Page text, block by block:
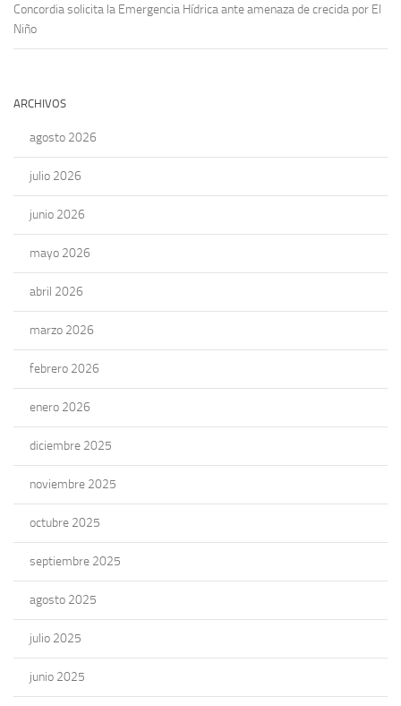
Concordia solicita la Emergencia Hídrica ante amenaza de crecida por El
Niño
ARCHIVOS
agosto 2026
julio 2026
junio 2026
mayo 2026
abril 2026
marzo 2026
febrero 2026
enero 2026
diciembre 2025
noviembre 2025
octubre 2025
septiembre 2025
agosto 2025
julio 2025
junio 2025